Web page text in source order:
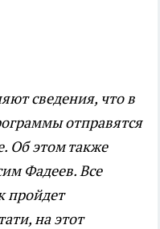
сведения, что в
отправятся
Об этом также
Фадеев. Все
пройдет
на этот